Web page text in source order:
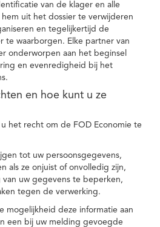
van de klager en alle
uit het dossier te verwijderen
en tegelijkertijd de
te waarborgen. Elke partner van
onderworpen aan het beginsel
en evenredigheid bij het
en hoe kunt u ze
het recht om de FOD Economie te
tot uw persoonsgegevens,
als ze onjuist of onvolledig zijn,
uw gegevens te beperken,
tegen de verwerking.
mogelijkheid deze informatie aan
een bij uw melding gevoegde